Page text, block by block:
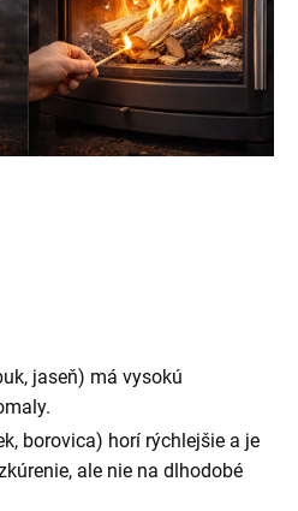
jaseň) má vysokú
borovica) horí rýchlejšie a je
ale nie na dlhodobé